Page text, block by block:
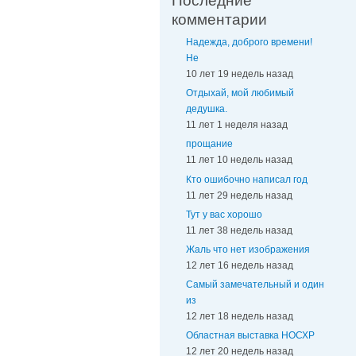
комментарии
Надежда, доброго времени!
Не
10 лет 19 недель назад
Отдыхай, мой любимый
дедушка.
11 лет 1 неделя назад
прощание
11 лет 10 недель назад
Кто ошибочно написал год
11 лет 29 недель назад
Тут у вас хорошо
11 лет 38 недель назад
Жаль что нет изображения
12 лет 16 недель назад
Самый замечательный и один
из
12 лет 18 недель назад
Областная выставка НОСХР
12 лет 20 недель назад